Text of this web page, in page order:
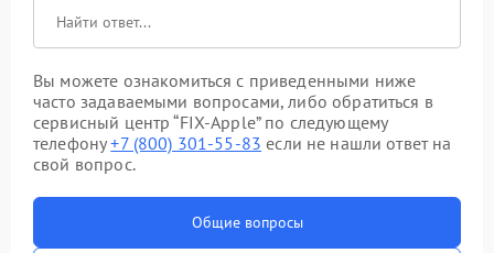
Вы можете ознакомиться с приведенными ниже
часто задаваемыми вопросами, либо обратиться в
сервисный центр “FIX-Apple” по следующему
телефону+7 (800) 301-55-83 если не нашли ответ на
свой вопрос.
Общие вопросы